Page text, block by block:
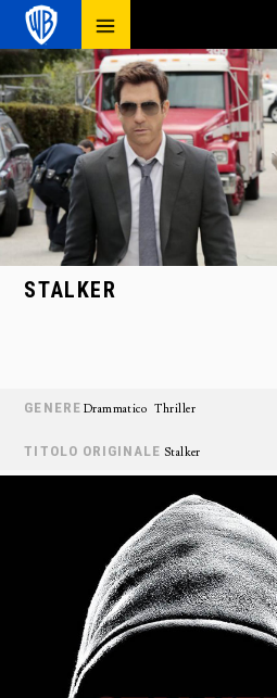
STALKER
GENERE Drammatico Thriller
TITOLO ORIGINALE Stalker